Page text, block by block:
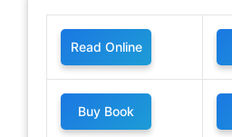
Read Online
Buy Book